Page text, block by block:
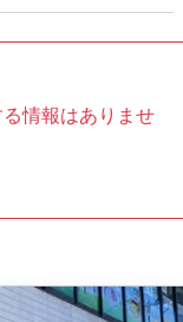
情報はありませ